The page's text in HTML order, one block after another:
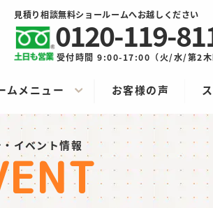
見積り相談無料ショールームへお越しください
0120-119-
受付時間 9:00-17:00（火/水/第2木
ムメニュー お客様の声
イベント情報